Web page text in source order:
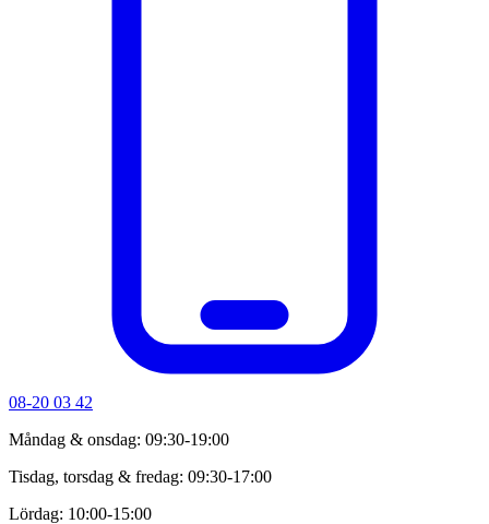
08-20 03 42
Måndag & onsdag: 09:30-19:00
Tisdag, torsdag & fredag: 09:30-17:00
Lördag: 10:00-15:00